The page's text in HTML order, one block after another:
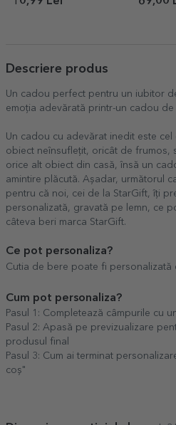
Descriere produs
Un cadou perfect pentru un iubitor
emoția adevărată printr-un cadou
Un cadou cu adevărat inedit este
obiect neînsuflețit, oricât de frumos,
orice alt obiect din casă, însă un
amintire plăcută. Așadar, următorul
pentru că noi, cei de la StarGift, îți
personalizată, gravată pe lemn, ce
câteva beri marca StarGift.
Ce pot personaliza?
Cutia de bere poate fi personalizată
Cum pot personaliza?
Pasul 1: Completează câmpurile cu
Pasul 2: Apasă pe previzualizare
produsul final
Pasul 3: Cum ai terminat
coș"